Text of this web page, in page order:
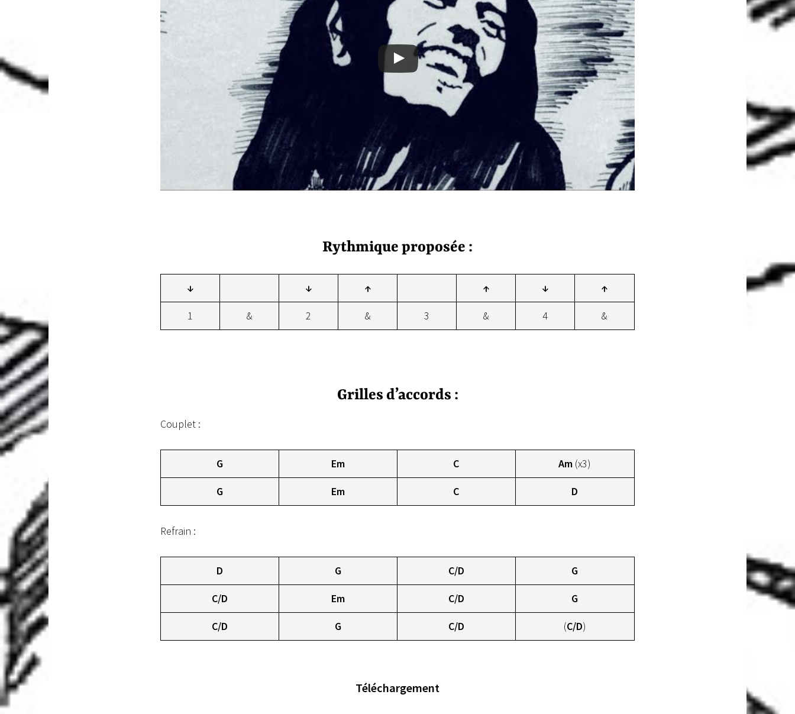
Rythmique proposée :
↓ ↓ ↑ ↑ ↓ ↑
1 & 2 & 3 & 4 &
Grilles d’accords :
Couplet :
G Em C Am (x3)
G Em C D
Refrain :
D G C/D G
C/D Em C/D G
C/D G C/D (C/D)
Téléchargement